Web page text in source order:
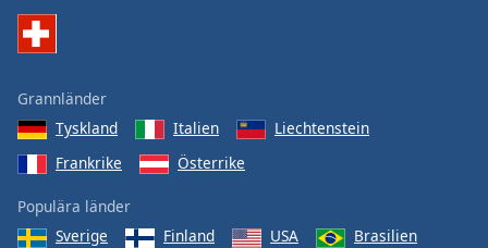
Grannländer
Tyskland
Italien
Liechtenstein
Frankrike
Österrike
Populära länder
Sverige
Finland USA Brasilien